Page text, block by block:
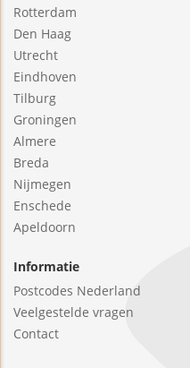
Rotterdam
Den Haag
Utrecht
Eindhoven
Tilburg
Groningen
Almere
Breda
Nijmegen
Enschede
Apeldoorn
Informatie
Postcodes Nederland
Veelgestelde vragen
Contact